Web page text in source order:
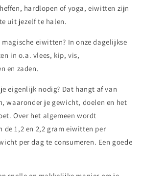
hardlopen of yoga, eiwitten zijn
uit jezelf te halen.
eiwitten? In onze dagelijkse
in o.a. vlees, kip, vis,
en zaden.
eigenlijk nodig? Dat hangt af van
waaronder je gewicht, doelen en het
Over het algemeen wordt
de 1,2 en 2,2 gram eiwitten per
per dag te consumeren. Een goede